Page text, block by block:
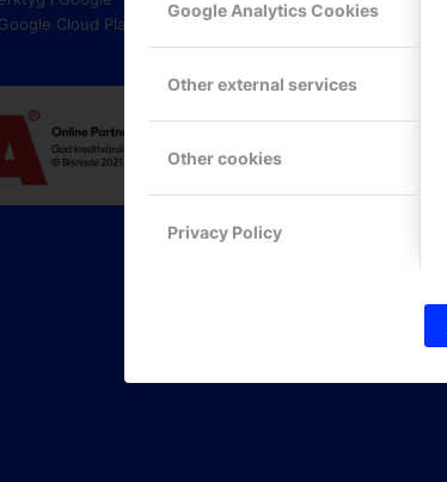
Google Analytics Cookies
Other external services
Other cookies
Privacy Policy
Cloud Platform.